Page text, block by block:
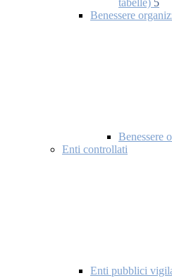
tabelle) 5
Benessere
Benessere
Enti controllati
Enti pubblici